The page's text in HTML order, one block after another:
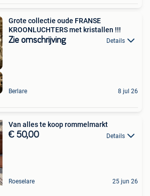
Grote collectie oude FRANSE
KROONLUCHTERS met kristallen !!!
Zie omschrijving Details
Berlare 8 jul 26
Van alles te koop rommelmarkt
€ 50,00 Details
Roeselare 25 jun 26